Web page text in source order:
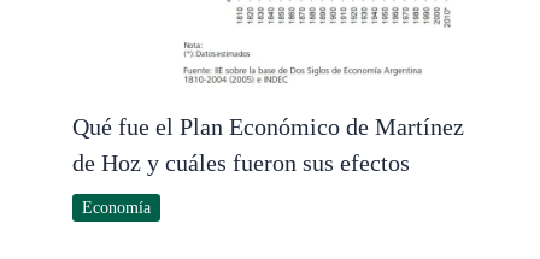
Qué fue el Plan Económico de Martínez
de Hoz y cuáles fueron sus efectos
Economía